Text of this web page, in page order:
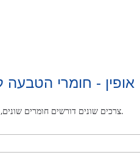
אופין - חומרי
צרכים שונים דורשים חומרים שונים, בהתאם לסוג ולשימוש של חומר החלק המעובד. הנה כמה חומרים נפוצים, אנא צרו קשר אם אתם זקוקים להם.